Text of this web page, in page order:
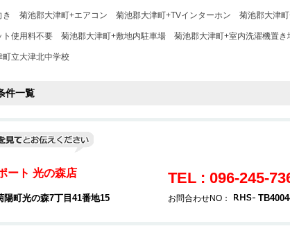
き 菊池郡大津町+エアコン 菊池郡大津町+TVインターホン 菊池郡大津
ト使用料不要 菊池郡大津町+敷地内駐車場 菊池郡大津町+室内洗濯機置き
立大津北中学校
件一覧
ート 光の森店
陽町光の森7丁目41番地15
TEL : 096-245-
お問合わせNO：